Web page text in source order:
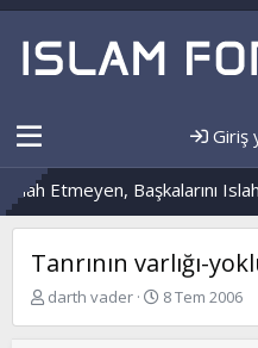
Giriş
Etmeyen, Başkalarını Islah
Tanrının varlığı-
K
darth vader
B
8 Tem 2006